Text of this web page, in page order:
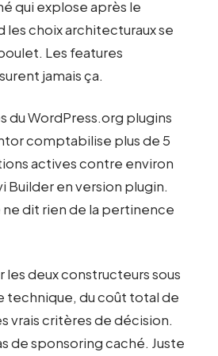
qui explose après le
les choix architecturaux se
Les features
jamais ça.
du WordPress.org plugins
comptabilise plus de 5
actives contre environ
Builder en version plugin.
ne dit rien de la pertinence
les deux constructeurs sous
technique, du coût total de
vrais critères de décision.
de sponsoring caché. Juste